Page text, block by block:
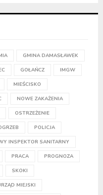
GMINA DAMASŁAWEK
GOŁAŃCZ IMGW
MIEŚCISKO
NOWE ZAKAŻENIA
OSTRZEŻENIE
POLICJA
INSPEKTOR SANITARNY
PRACA PROGNOZA
SKOKI
MIEJSKI